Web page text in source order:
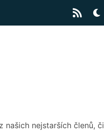
našich nejstarších členů, či